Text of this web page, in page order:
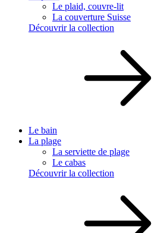
Le plaid, couvre-lit
La couverture Suisse
Découvrir la collection
Le bain
La plage
La serviette de plage
Le cabas
Découvrir la collection